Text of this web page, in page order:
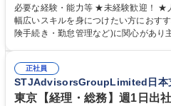
営を支えるゼネラリストをめざせます。 ・初期業務：労働時間管理、給
計算、社会保険対応、福利厚生管理、
します。ご経験に応じて、休職者管理
幅広く経験を積みたい意欲がある方に最適な環境
務・人事】未経験歓迎/日立グループ/組
指す
必要な経験・能力等 ★未経験歓迎！ ★
幅広いスキルを身につけたい方におすすめ！ ■労務管理(給与計
険手続き・勤怠管理など)に関心があ
のご経験 ■労務管理（給与計算・社会
■衛生管理者の資格をお持ちの方 学歴・資格 学歴：大学院 大学 高専 短大
専修学校 高校 語学力： 資格：
正社員
STJAdvisorsGroupLimited日本
東京【経理・総務】週1日出